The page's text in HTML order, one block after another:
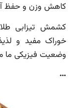
کاهش وزن و حفظ
کشمش تیزابی
خوراک مفید و
وضعیت فیزیکی ما
…